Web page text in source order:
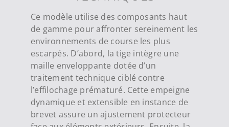
Ce modèle utilise des composants haut
de gamme pour affronter sereinement les
environnements de course les plus
escarpés. D’abord, la tige intègre une
maille enveloppante dotée d’un
traitement technique ciblé contre
l’effilochage prématuré. Cette empeigne
dynamique et extensible en instance de
brevet assure un ajustement protecteur